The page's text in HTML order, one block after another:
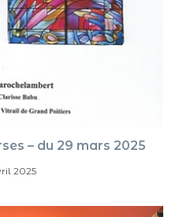
– du 29 mars 2025
2025